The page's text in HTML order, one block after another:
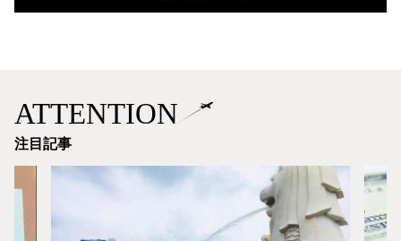
ATTENTION
注目記事